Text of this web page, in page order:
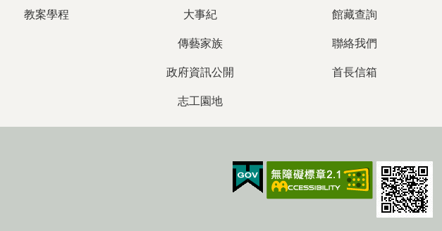
教案學程 大事紀
傳藝家族
政府資訊公開
志工園地
館藏查詢
聯絡我們
首長信箱